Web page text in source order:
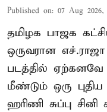
Published on: 07 Aug 2026,
தமிழக பாஜக
ஒருவரான
படத்தில் ஏற்கனவே
மீண்டும் ஒரு
ஹரிணி சுப்பு